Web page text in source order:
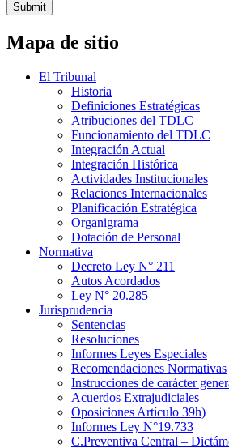
Submit
Mapa de sitio
El Tribunal
Historia
Definiciones Estratégicas
Atribuciones del TDLC
Funcionamiento del TDLC
Integración Actual
Integración Histórica
Actividades Institucionales
Relaciones Internacionales
Planificación Estratégica
Organigrama
Dotación de Personal
Normativa
Decreto Ley N° 211
Autos Acordados
Ley N° 20.285
Jurisprudencia
Sentencias
Resoluciones
Informes Leyes Especiales
Recomendaciones Normativas
Instrucciones de carácter
Acuerdos Extrajudiciales
Oposiciones Artículo 39h)
Informes Ley N°19.733
C.Preventiva Central –